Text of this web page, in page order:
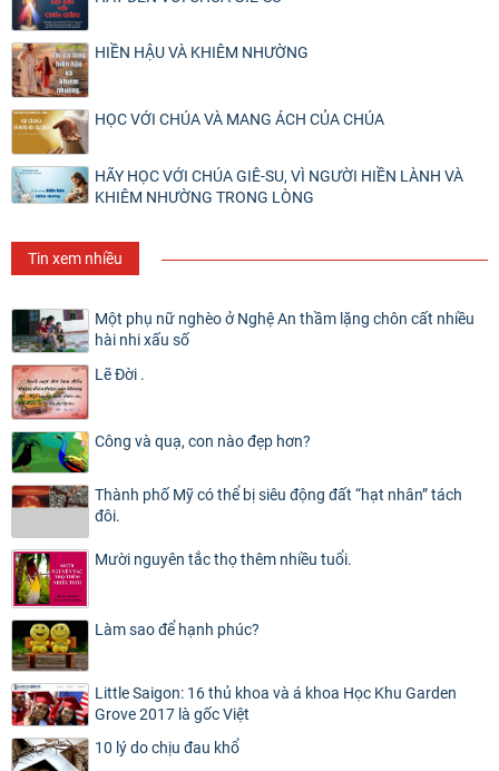
HIỀN HẬU VÀ KHIÊM NHƯỜNG
HỌC VỚI CHÚA VÀ MANG ÁCH CỦA CHÚA
HÃY HỌC VỚI CHÚA GIÊ-SU, VÌ NGƯỜI HIỀN LÀNH VÀ
KHIÊM NHƯỜNG TRONG LÒNG
Tin xem nhiều
Một phụ nữ nghèo ở Nghệ An thầm lặng chôn cất nhiều
hài nhi xấu số
Lẽ Đời .
Công và quạ, con nào đẹp hơn?
Thành phố Mỹ có thể bị siêu động đất “hạt nhân” tách
đôi.
Mười nguyên tắc thọ thêm nhiều tuổi.
Làm sao để hạnh phúc?
Little Saigon: 16 thủ khoa và á khoa Học Khu Garden
Grove 2017 là gốc Việt
10 lý do chịu đau khổ